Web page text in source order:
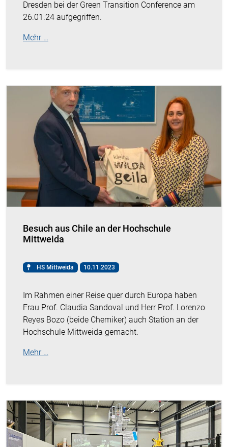
Dresden bei der Green Transition Conference am
26.01.24 aufgegriffen.
Mehr …
Besuch aus Chile an der Hochschule
Mittweida
HS Mittweida 10.11.2023
Im Rahmen einer Reise quer durch Europa haben
Frau Prof. Claudia Sandoval und Herr Prof. Lorenzo
Reyes Bozo (beide Chemiker) auch Station an der
Hochschule Mittweida gemacht.
Mehr …